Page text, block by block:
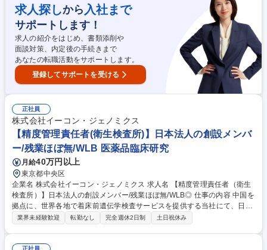
告） ・各種法令手続き・行政報告・地域医療機関との連携業務 募集職種
【豊洲/医療事務(レセプト業務)】新設病院/年休121日
求人探しから 入社まで
サポートします！
求人の紹介をはじめ、書類添削や
面談対策、内定後の手続きまで
あなたの転職活動をサポートします。
登録してサポートを受ける
正社員
株式会社イーコン・ジェノミクス
【精度管理責任者(衛生検査所)】日本法人の創設メンバ
ー/残業ほぼ無/WLB 医薬品臨床研究
月給40万円以上
東京都中央区
企業名 株式会社イーコン・ジェノミクス 求人名 【精度管理責任者（衛生
検査所）】日本法人の創設メンバー/残業ほぼ無/WLB◎ 仕事の内容 中国を
拠点に、世界各地で着床前遺伝学検査サービスを提供する当社にて、日本
での事業展開に伴い、精度管理責任者（衛生検査所）を募集します。 【具
業界未経験歓迎 転勤なし 完全週休2日制 土日祝休み
正社員